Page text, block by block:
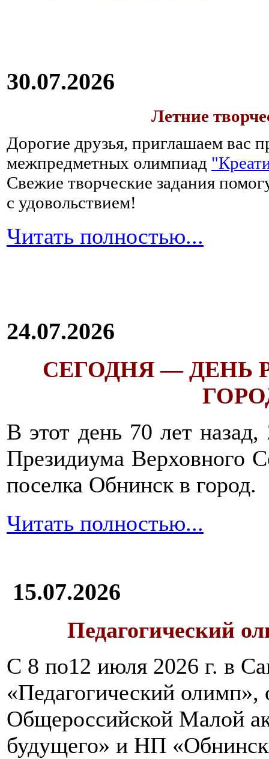
30.07.2026
Летние
Дорогие друзья, приглашаем вас
межпредметных олимпиад
Свежие творческие задания
с удовольствием!
Читать полностью...
24.07.2026
СЕГОДНЯ — ДЕНЬ
В этот день 70 лет
Президиума Верховного
поселка Обнинск в город.
Читать полностью...
15.07.2026
Педагогический
С 8 по12 июля 2026 г. в
«Педагогический олимп»,
Общероссийской Малой
будущего» и НП